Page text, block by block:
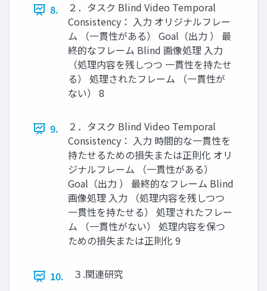
8.
２．タスク Blind Video Temporal
Consistency： 入力 オリジナルフレー
ム （一貫性がある） Goal（出力 ） 最
終的なフレーム Blind 画像処理 入力
（処理内容を残しつつ 一貫性を持たせ
る） 処理されたフレーム （一貫性が
ない） 8
9.
２．タスク Blind Video Temporal
Consistency： 入力 時間的な一貫性を
持たせるための損失または正則化 オリ
ジナルフレーム （一貫性がある）
Goal（出力 ） 最終的なフレーム Blind
画像処理 入力 （処理内容を残しつつ
一貫性を持たせる） 処理されたフレー
ム （一貫性がない） 処理内容を保つ
ための損失または正則化 9
10. ３.関連研究